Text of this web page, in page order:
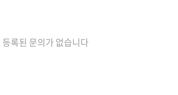
등록된 문의가 없습니다